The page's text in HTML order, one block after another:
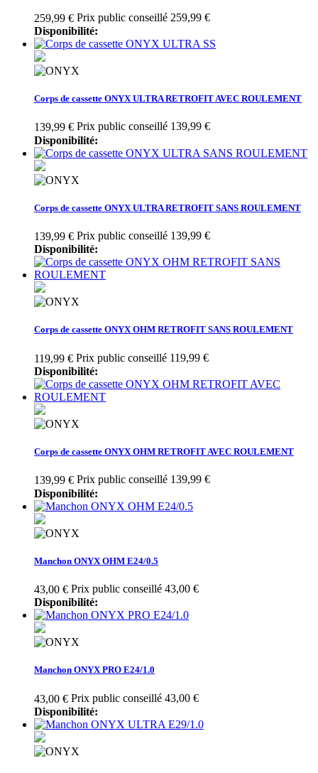
259,99 € Prix public conseillé 259,99 €
Disponibilité:
Corps de cassette ONYX ULTRA RETROFIT AVEC ROULEMENT
139,99 € Prix public conseillé 139,99 €
Disponibilité:
Corps de cassette ONYX ULTRA RETROFIT SANS ROULEMENT
139,99 € Prix public conseillé 139,99 €
Disponibilité:
Corps de cassette ONYX OHM RETROFIT SANS ROULEMENT
119,99 € Prix public conseillé 119,99 €
Disponibilité:
Corps de cassette ONYX OHM RETROFIT AVEC ROULEMENT
139,99 € Prix public conseillé 139,99 €
Disponibilité:
Manchon ONYX OHM E24/0.5
43,00 € Prix public conseillé 43,00 €
Disponibilité:
Manchon ONYX PRO E24/1.0
43,00 € Prix public conseillé 43,00 €
Disponibilité: